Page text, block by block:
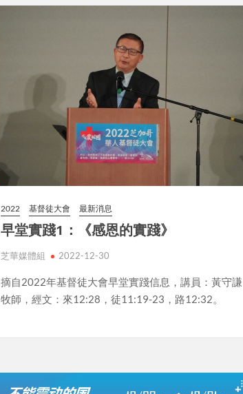
2022 基督徒大會 最新消息
早堂實踐1：《感恩的實踐》
芝華媒體組 2022-12-30
摘自2022年基督徒大會早堂實踐信息，講員：黃守謙
牧師，經文：來12:28，徒11:19-23，路12:32。